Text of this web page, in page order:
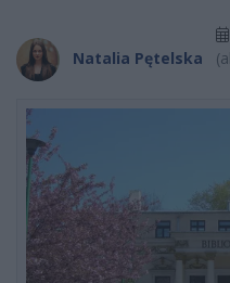
Natalia Pętelska